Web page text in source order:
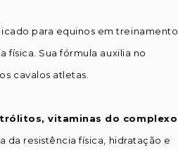
para equinos em treinamento,
física. Sua fórmula auxilia no
cavalos atletas.
vitaminas do complexo
da resistência física, hidratação e